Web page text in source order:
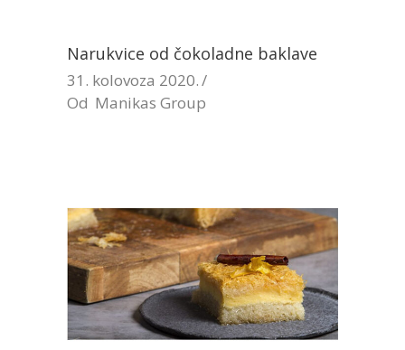
Narukvice od čokoladne baklave
31. kolovoza 2020.
Od Manikas Group